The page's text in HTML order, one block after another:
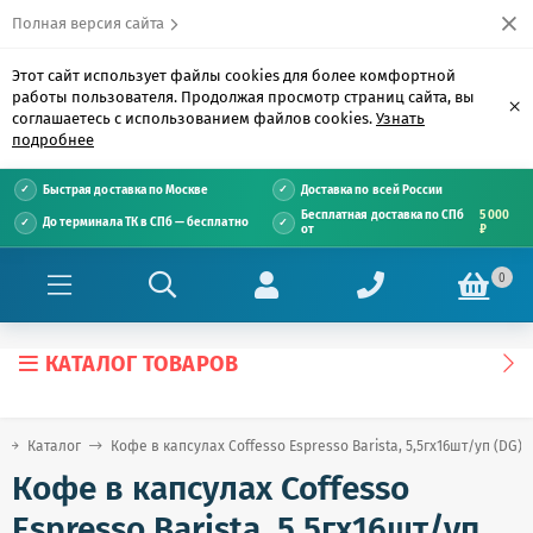
Полная версия сайта
Этот сайт использует файлы cookies для более комфортной
работы пользователя. Продолжая просмотр страниц сайта, вы
соглашаетесь с использованием файлов cookies. Узнать
подробнее
×
Быстрая доставка по Москве Доставка по всей России
До терминала ТК в СПб — бесплатно
Бесплатная доставка по СПб
от
5 000
₽
0
КАТАЛОГ ТОВАРОВ
Каталог Кофе в капсулах Coffesso Espresso Barista, 5,5гx16шт/уп (DG)
Кофе в капсулах Coffesso